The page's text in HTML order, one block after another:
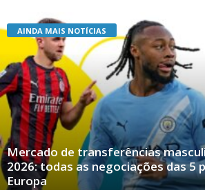
AINDA MAIS NOTÍCIAS
Mercado de transferências
2026: todas as negociações das 5
Europa